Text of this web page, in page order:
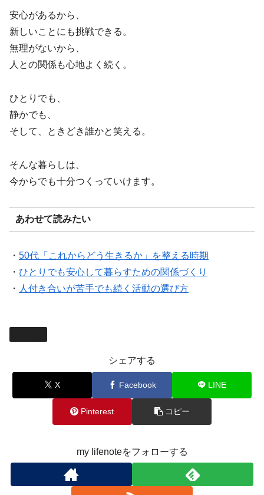
安心があるから、
新しいことにも挑戦できる。
無理がないから、
人との関係も心地よく続く。
ひとりでも、
静かでも、
そして、ときどき誰かと笑える。
そんな暮らしは、
今からでも十分つくっていけます。
あわせて読みたい
・ 50代「これからどう生きるか」を整える時期
・ ひとりでも安心して暮らすための関係づくり
・ 人付き合いが苦手でも続く活動の選び方
シェアする
X Facebook LINE
Pinterest コピー
my lifenoteをフォローする